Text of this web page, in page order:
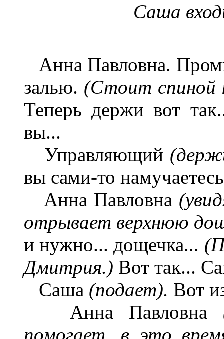
Саша
Анна Павловна.
залью. (Стоит спиной
Теперь держи вот
вы...
Управляющий
вы сами-то
Анна Павловна
отрывает верхнюю
и нужно... дощечка...
Дмитрия.) Вот так...
Саша (подает). Вот
Анна Павловна